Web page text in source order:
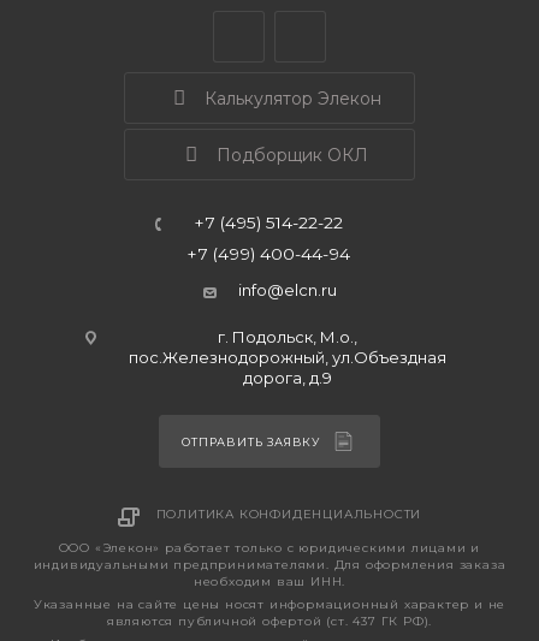
Калькулятор Элекон
Подборщик ОКЛ
+7 (495) 514-22-22
+7 (499) 400-44-94
info@elcn.ru
г. Подольск, М.о.,
пос.Железнодорожный, ул.Объездная
дорога, д.9
ОТПРАВИТЬ ЗАЯВКУ
ПОЛИТИКА КОНФИДЕНЦИАЛЬНОСТИ
ООО «Элекон» работает только с юридическими лицами и
индивидуальными предпринимателями. Для оформления заказа
необходим ваш ИНН.
Указанные на сайте цены носят информационный характер и не
являются публичной офертой (ст. 437 ГК РФ).